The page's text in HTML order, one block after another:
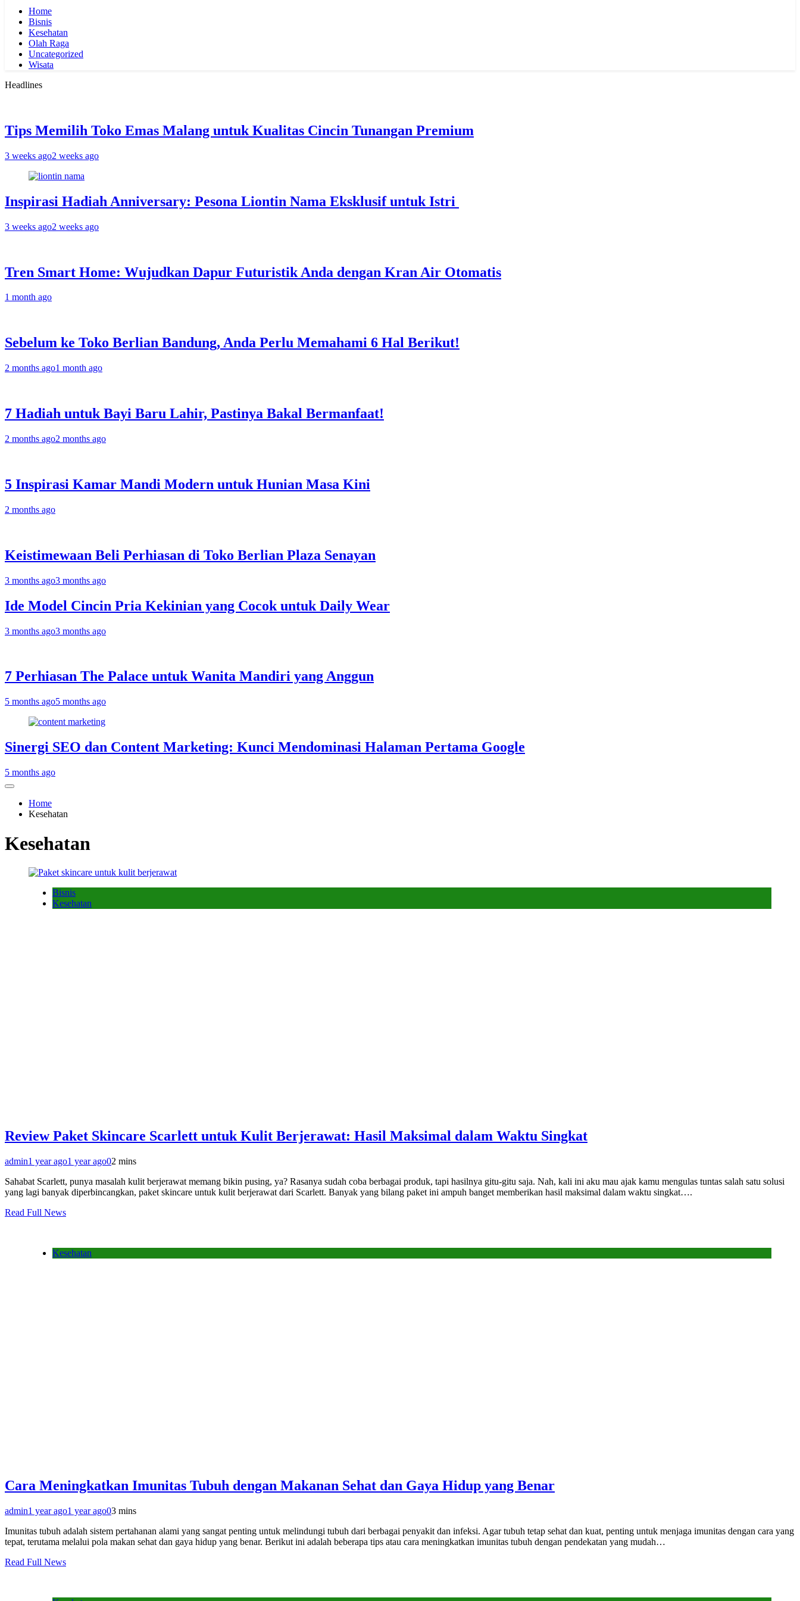
Home
Bisnis
Kesehatan
Olah Raga
Uncategorized
Wisata
Headlines
Tips Memilih Toko Emas Malang untuk Kualitas Cincin Tunangan Premium
3 weeks ago2 weeks ago
Inspirasi Hadiah Anniversary: Pesona Liontin Nama Eksklusif untuk Istri
3 weeks ago2 weeks ago
Tren Smart Home: Wujudkan Dapur Futuristik Anda dengan Kran Air Otomatis
1 month ago
Sebelum ke Toko Berlian Bandung, Anda Perlu Memahami 6 Hal Berikut!
2 months ago1 month ago
7 Hadiah untuk Bayi Baru Lahir, Pastinya Bakal Bermanfaat!
2 months ago2 months ago
5 Inspirasi Kamar Mandi Modern untuk Hunian Masa Kini
2 months ago
Keistimewaan Beli Perhiasan di Toko Berlian Plaza Senayan
3 months ago3 months ago
Ide Model Cincin Pria Kekinian yang Cocok untuk Daily Wear
3 months ago3 months ago
7 Perhiasan The Palace untuk Wanita Mandiri yang Anggun
5 months ago5 months ago
Sinergi SEO dan Content Marketing: Kunci Mendominasi Halaman Pertama Google
5 months ago
Home
Kesehatan
Kesehatan
Bisnis
Kesehatan
Review Paket Skincare Scarlett untuk Kulit Berjerawat: Hasil Maksimal dalam Waktu Singkat
admin1 year ago1 year ago02 mins
Sahabat Scarlett, punya masalah kulit berjerawat memang bikin pusing, ya? Rasanya sudah coba berbagai produk, tapi hasilnya gitu-gitu saja. Nah, kali ini aku mau ajak kamu mengulas tuntas salah satu solusi
yang lagi banyak diperbincangkan, paket skincare untuk kulit berjerawat dari Scarlett. Banyak yang bilang paket ini ampuh banget memberikan hasil maksimal dalam waktu singkat….
Read Full News
Kesehatan
Cara Meningkatkan Imunitas Tubuh dengan Makanan Sehat dan Gaya Hidup yang Benar
admin1 year ago1 year ago03 mins
Imunitas tubuh adalah sistem pertahanan alami yang sangat penting untuk melindungi tubuh dari berbagai penyakit dan infeksi. Agar tubuh tetap sehat dan kuat, penting untuk menjaga imunitas dengan cara yang
tepat, terutama melalui pola makan sehat dan gaya hidup yang benar. Berikut ini adalah beberapa tips atau cara meningkatkan imunitas tubuh dengan pendekatan yang mudah…
Read Full News